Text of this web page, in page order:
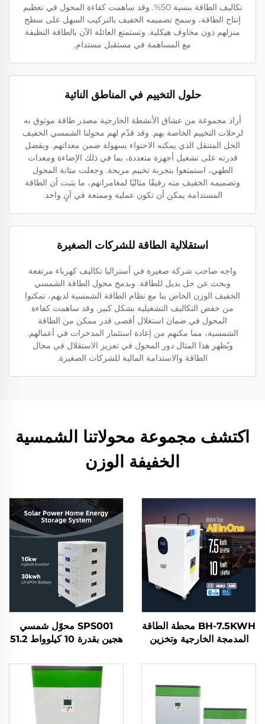
تكاليف الطاقة بنسبة 50%. وقد ساهمت كفاءة المحول في تعظيم
إنتاج الطاقة، وسمح تصميمه الخفيف بالتركيب السهل على سطح
منزلهم دون مخاوف هيكلية. وتستمتع العائلة الآن بالطاقة النظيفة
مع المساهمة في مستقبل مستدام.
حلول التخييم في المناطق النائية
أراد مجموعة من عشاق الأنشطة الخارجية مصدر طاقة موثوق به
لرحلات التخييم الخاصة بهم. وقد قدّم لهم محولنا الشمسي الخفيف
الحل المتنقل الذي يمكنه الاحتواء بسهولة ضمن معداتهم. وبفضل
قدرته على تشغيل أجهزة متعددة، بما في ذلك الإضاءة ومعدات
الطهي، استمتعوا بتجربة تخييم مريحة. وجعلت متانة المحول
وتصميمه الخفيف منه رفيقًا مثاليًا لمغامراتهم، ما يثبت أن الطاقة
المستدامة يمكن أن تكون عملية وممتعة في آنٍ واحد.
استقلالية الطاقة للشركات الصغيرة
واجه صاحب شركة صغيرة في أستراليا تكاليف كهرباء مرتفعة
وبحث عن حل بديل للطاقة. وبدمج محول الطاقة الشمسي
الخفيف الوزن الخاص بنا مع نظام الطاقة الشمسية لديهم، تمكنوا
من خفض التكاليف التشغيلية بشكل كبير. وقد ساهمت كفاءة
المحول في ضمان استغلال أقصى قدر ممكن من الطاقة
الشمسية، مما مكنهم من إعادة استثمار المدخرات في أعمالهم.
ويُظهر هذا المثال دور المحول في تعزيز الاستقلال في مجال
الطاقة والاستدامة المالية للشركات الصغيرة.
اكتشف مجموعة محولاتنا الشمسية
الخفيفة الوزن
BH-7.5KWH محطة الطاقة
المدمجة الخارجية وتخزين
الطاقة الشمسية والبطارية
SPS001 محوّل شمسي
هجين بقدرة 10 كيلوواط 51.2
بطارية ليثيوم حديد فوسفات
(Lifepo4) نظام تخزين
طاقة منزلي